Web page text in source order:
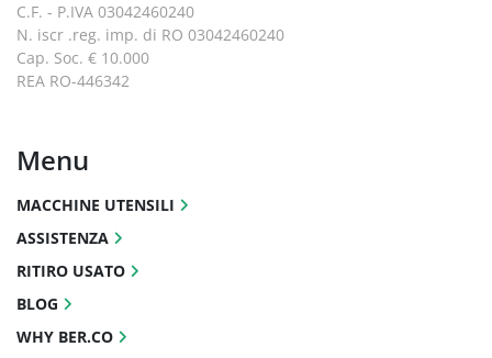
C.F. - P.IVA 03042460240
N. iscr .reg. imp. di RO 03042460240
Cap. Soc. € 10.000
REA RO-446342
Menu
MACCHINE UTENSILI
ASSISTENZA
RITIRO USATO
BLOG
WHY BER.CO